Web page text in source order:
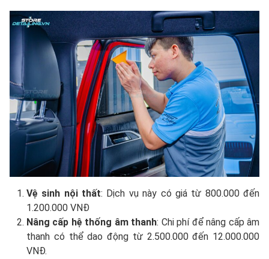
Vệ sinh nội thất: Dịch vụ này có giá từ 800.000 đến
1.200.000 VNĐ
Nâng cấp hệ thống âm thanh: Chi phí để nâng cấp âm
thanh có thể dao động từ 2.500.000 đến 12.000.000
VNĐ.